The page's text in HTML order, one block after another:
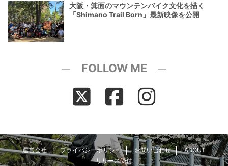
大阪・箕面のマウンテンバイク文化を描く
「Shimano Trail Born」最新映像を公開
─ FOLLOW ME ─
運営会社 プライバシーポリシー お問い合わせ
ABOUT
リリース受付